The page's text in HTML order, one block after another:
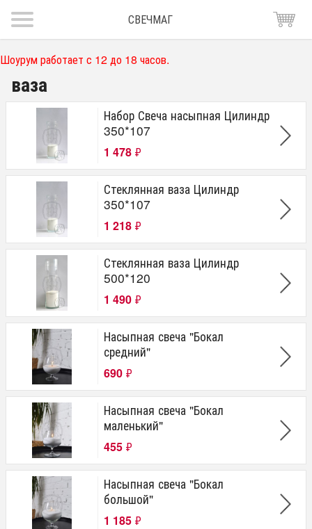
СВЕЧМАГ
Шоурум работает с 12 до 18 часов.
ваза
Набор Свеча насыпная Цилиндр
350*107
1 478 ₽
Стеклянная ваза Цилиндр
350*107
1 218 ₽
Стеклянная ваза Цилиндр
500*120
1 490 ₽
Насыпная свеча "Бокал
средний"
690 ₽
Насыпная свеча "Бокал
маленький"
455 ₽
Насыпная свеча "Бокал
большой"
1 185 ₽